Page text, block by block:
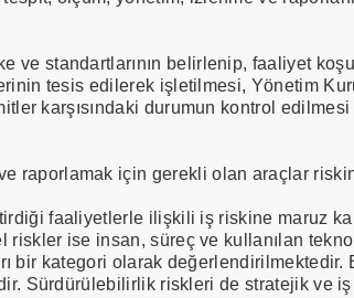
ve standartlarının belirlenip, faaliyet
tesis edilerek işletilmesi, Yönetim
karşısındaki durumun kontrol
raporlamak için gerekli olan araçlar
faaliyetlerle ilişkili iş riskine maruz
riskler ise insan, süreç ve kullanılan
bir kategori olarak
Sürdürülebilirlik riskleri de stratejik ve